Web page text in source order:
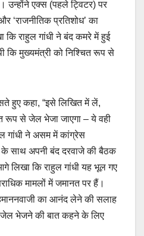
उन्होंने एक्स (पहले ट्विटर) पर
‘राजनीतिक प्रतिशोध’ का
कि राहुल गांधी ने बंद कमरे में हुई
कि मुख्यमंत्री को निश्चित रूप से
हुए कहा, “इसे लिखित में लें,
रूप से जेल भेजा जाएगा – ये वही
गांधी ने असम में कांग्रेस
के साथ अपनी बंद दरवाजे की बैठक
लिखा कि राहुल गांधी यह भूल गए
मामलों में जमानत पर हैं।
का आनंद लेने की सलाह
भेजने की बात कहने के लिए